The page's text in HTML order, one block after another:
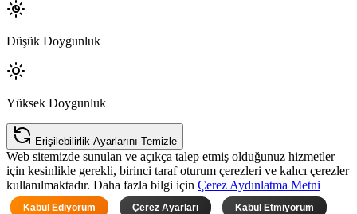
Düşük Doygunluk
Yüksek Doygunluk
Erişilebilirlik Ayarlarını Temizle
Web sitemizde sunulan ve açıkça talep etmiş olduğunuz hizmetler
için kesinlikle gerekli, birinci taraf oturum çerezleri ve kalıcı çerezler
kullanılmaktadır. Daha fazla bilgi için Çerez Aydınlatma Metni
Kabul Ediyorum Çerez Ayarları Kabul Etmiyorum